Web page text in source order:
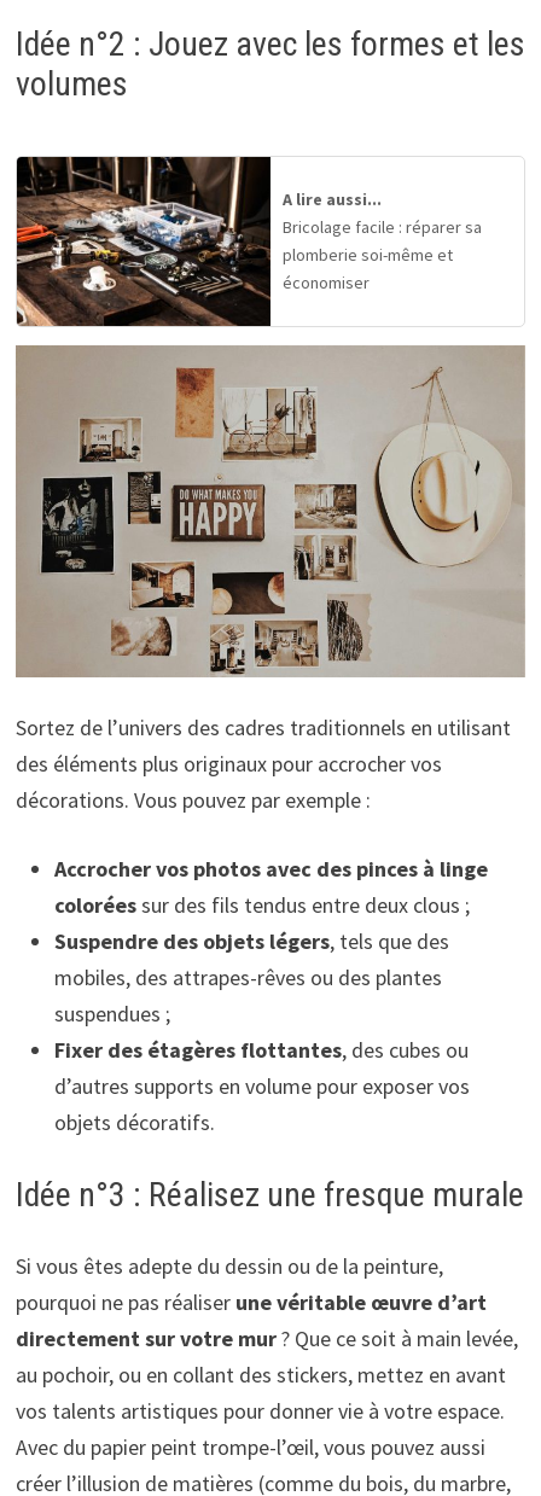
Idée n°2 : Jouez avec les formes et les
volumes
A lire aussi...
Bricolage facile : réparer sa
plomberie soi-même et
économiser
Sortez de l’univers des cadres traditionnels en utilisant
des éléments plus originaux pour accrocher vos
décorations. Vous pouvez par exemple :
Accrocher vos photos avec des pinces à linge
coloréessur des fils tendus entre deux clous ;
Suspendre des objets légers, tels que des
mobiles, des attrapes-rêves ou des plantes
suspendues ;
Fixer des étagères flottantes, des cubes ou
d’autres supports en volume pour exposer vos
objets décoratifs.
Idée n°3 : Réalisez une fresque murale
Si vous êtes adepte du dessin ou de la peinture,
pourquoi ne pas réaliserune véritable œuvre d’art
directement sur votre mur? Que ce soit à main levée,
au pochoir, ou en collant des stickers, mettez en avant
vos talents artistiques pour donner vie à votre espace.
Avec du papier peint trompe-l’œil, vous pouvez aussi
créer l’illusion de matières (comme du bois, du marbre,